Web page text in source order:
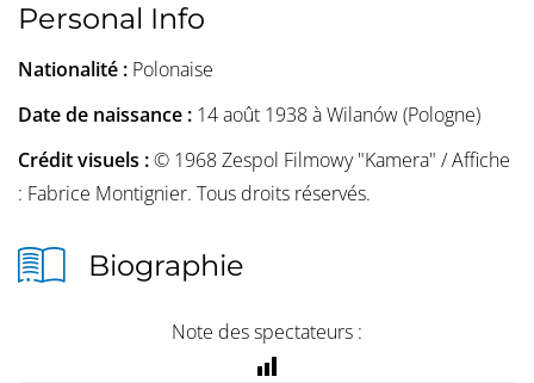
Personal Info
Nationalité : Polonaise
Date de naissance : 14 août 1938 à Wilanów (Pologne)
Crédit visuels :© 1968 Zespol Filmowy "Kamera" / Affiche
: Fabrice Montignier. Tous droits réservés.
Biographie
Note des spectateurs :